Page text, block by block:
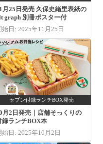
月25日発売 久保史緒里表紙の
graph 別冊ポスター付
始日: 2025年11月25日
セブン付録ランチBOX発売
月2日発売｜店舗そっくりの
録ランチBOX本
始日: 2025年10月2日